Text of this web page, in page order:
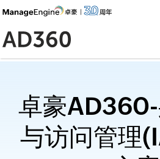
卓豪
与访问管理